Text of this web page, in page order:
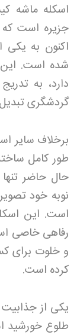
اسکله ماشه
جزیره است
اکنون به یکی
شده است. این
دارد، به
گردشگری
برخلاف سایر
طور کامل
نوبه خود
است. این
رفاهی خاصی
و خلوت برای
کرده است.
یکی از
طلوع خورشید